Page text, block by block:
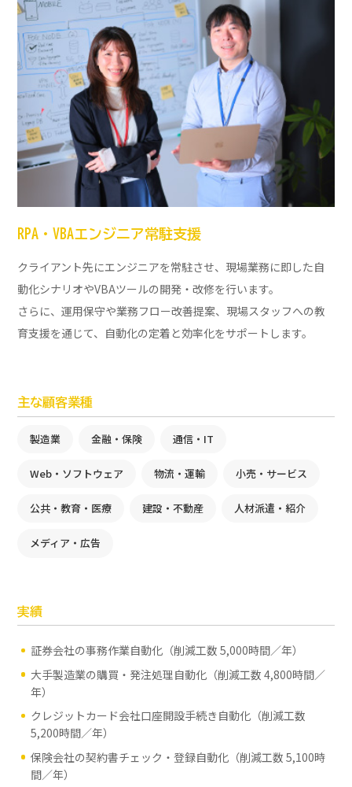
RPA・VBAエンジニア常駐支援
クライアント先にエンジニアを常駐させ、現場業務に即した自
動化シナリオやVBAツールの開発・改修を行います。
さらに、運用保守や業務フロー改善提案、現場スタッフへの教
育支援を通じて、自動化の定着と効率化をサポートします。
主な顧客業種
製造業 金融・保険 通信・IT
Web・ソフトウェア 物流・運輸 小売・サービス
公共・教育・医療 建設・不動産 人材派遣・紹介
メディア・広告
実績
証券会社の事務作業自動化（削減工数 5,000時間／年）
大手製造業の購買・発注処理自動化（削減工数 4,800時間／
年）
クレジットカード会社口座開設手続き自動化（削減工数
5,200時間／年）
保険会社の契約書チェック・登録自動化（削減工数 5,100時
間／年）